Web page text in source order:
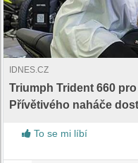
IDNES.CZ
Triumph Trident 660
Přívětivého naháče
To se mi líbí